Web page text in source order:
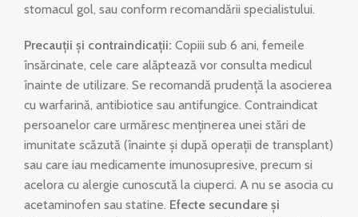
stomacul gol, sau conform recomandării specialistului.
Precauții și contraindicații: Copiii sub 6 ani, femeile
însărcinate, cele care alăptează vor consulta medicul
înainte de utilizare. Se recomandă prudență la asocierea
cu warfarină, antibiotice sau antifungice. Contraindicat
persoanelor care urmăresc menținerea unei stări de
imunitate scăzută (înainte și după operații de transplant)
sau care iau medicamente imunosupresive, precum si
acelora cu alergie cunoscută la ciuperci. A nu se asocia cu
acetaminofen sau statine. Efecte secundare și